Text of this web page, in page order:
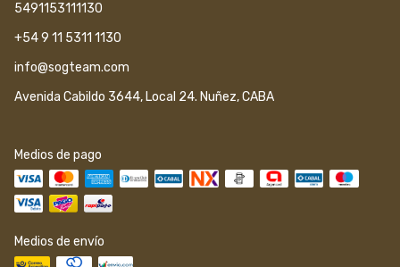
5491153111130
+54 9 11 5311 1130
info@sogteam.com
Avenida Cabildo 3644, Local 24. Nuñez, CABA
Medios de pago
Medios de envío